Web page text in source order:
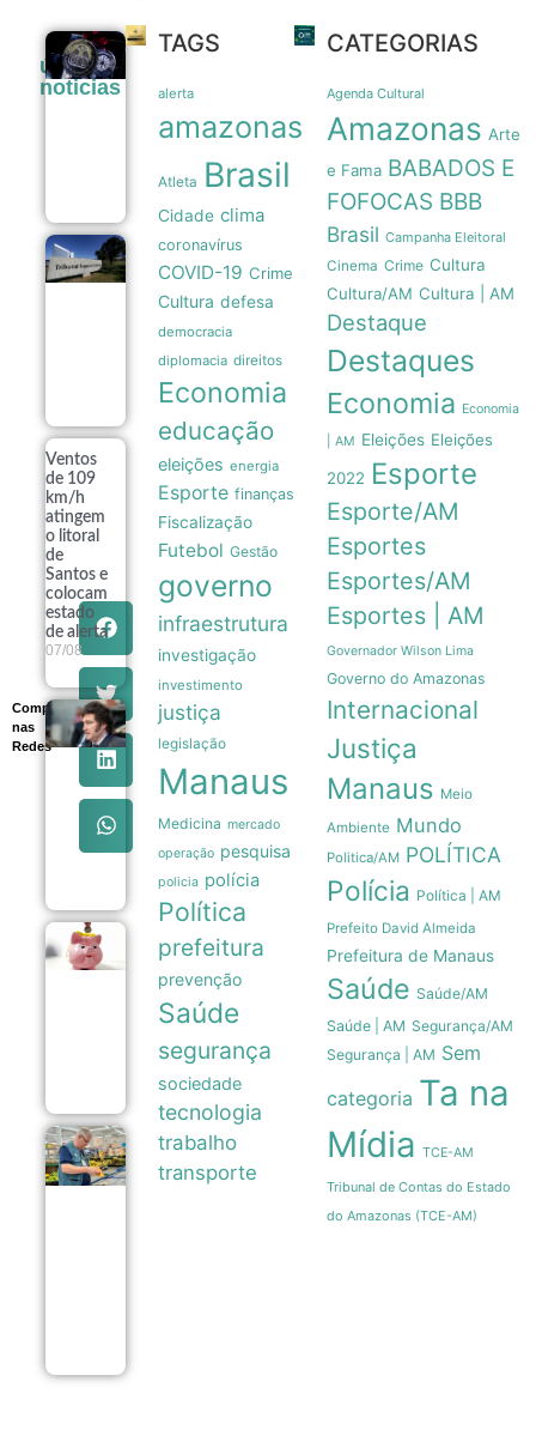
Compartilhe
nas
Redes
últimas
noticias
Legado
a trajetória
medalha do
07/08
grupo de
assessoramento
fake news nas
eleições de
2026
07/08
Ventos
de 109
km/h
atingem
o litoral
de
Santos e
colocam
estado
de alerta
07/08
Governo
Milei recua
venda de
terras
queimadas
no Senado
07/08
Poupança
registra
saída
líquida de
R$ 7,15
em julho
07/08
Cesta
básica
TAGS
alerta
amazonas
Atleta Brasil
Cidade clima
coronavírus
COVID-19 Crime
Cultura defesa
democracia
diplomacia direitos
Economia
educação
eleições energia
Esporte finanças
Fiscalização
Futebol Gestão
governo
infraestrutura
investigação
investimento
justiça
legislação
Manaus
Medicina mercado
operação pesquisa
policia polícia
Política
prefeitura
prevenção
Saúde
segurança
sociedade
tecnologia
trabalho
transporte
CATEGORIAS
Agenda Cultural
Amazonas Arte
e Fama BABADOS E
FOFOCAS BBB
Brasil Campanha Eleitoral
Cinema Crime Cultura
Cultura/AM Cultura | AM
Destaque
Destaques
Economia Economia
| AM Eleições Eleições
2022 Esporte
Esporte/AM
Esportes
Esportes/AM
Esportes | AM
Governador Wilson Lima
Governo do Amazonas
Internacional
Justiça
Manaus Meio
Ambiente Mundo
Politica/AM POLÍTICA
Polícia Política | AM
Prefeito David Almeida
Prefeitura de Manaus
Saúde Saúde/AM
Saúde | AM Segurança/AM
Segurança | AM Sem
categoria Ta na
Mídia TCE-AM
Tribunal de Contas do Estado
do Amazonas (TCE-AM)